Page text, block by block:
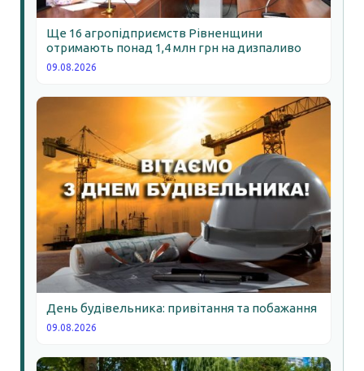
Ще 16 агропідприємств Рівненщини
отримають понад 1,4 млн грн на дизпаливо
09.08.2026
День будівельника: привітання та побажання
09.08.2026